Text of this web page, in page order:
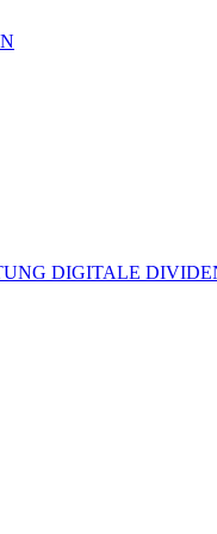
DIGITALE